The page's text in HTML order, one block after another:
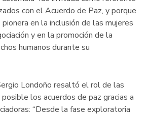
con el Acuerdo de Paz, y porque
en la inclusión de las mujeres
y en la promoción de la
humanos durante su
Londoño resaltó el rol de las
los acuerdos de paz gracias a
“Desde la fase exploratoria